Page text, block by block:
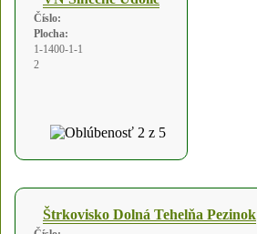
Číslo:
Plocha:
1-1400-1-1
2
Štrkovisko Dolná Tehelňa Pezinok